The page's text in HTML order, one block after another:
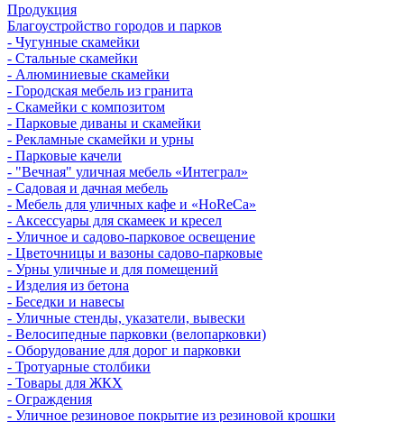
Продукция
Благоустройство городов и парков
- Чугунные скамейки
- Стальные скамейки
- Алюминиевые скамейки
- Городская мебель из гранита
- Скамейки с композитом
- Парковые диваны и скамейки
- Рекламные скамейки и урны
- Парковые качели
- "Вечная" уличная мебель «Интеграл»
- Садовая и дачная мебель
- Мебель для уличных кафе и «HoReCa»
- Аксессуары для скамеек и кресел
- Уличное и садово-парковое освещение
- Цветочницы и вазоны садово-парковые
- Урны уличные и для помещений
- Изделия из бетона
- Беседки и навесы
- Уличные стенды, указатели, вывески
- Велосипедные парковки (велопарковки)
- Оборудование для дорог и парковки
- Тротуарные столбики
- Товары для ЖКХ
- Ограждения
- Уличное резиновое покрытие из резиновой крошки